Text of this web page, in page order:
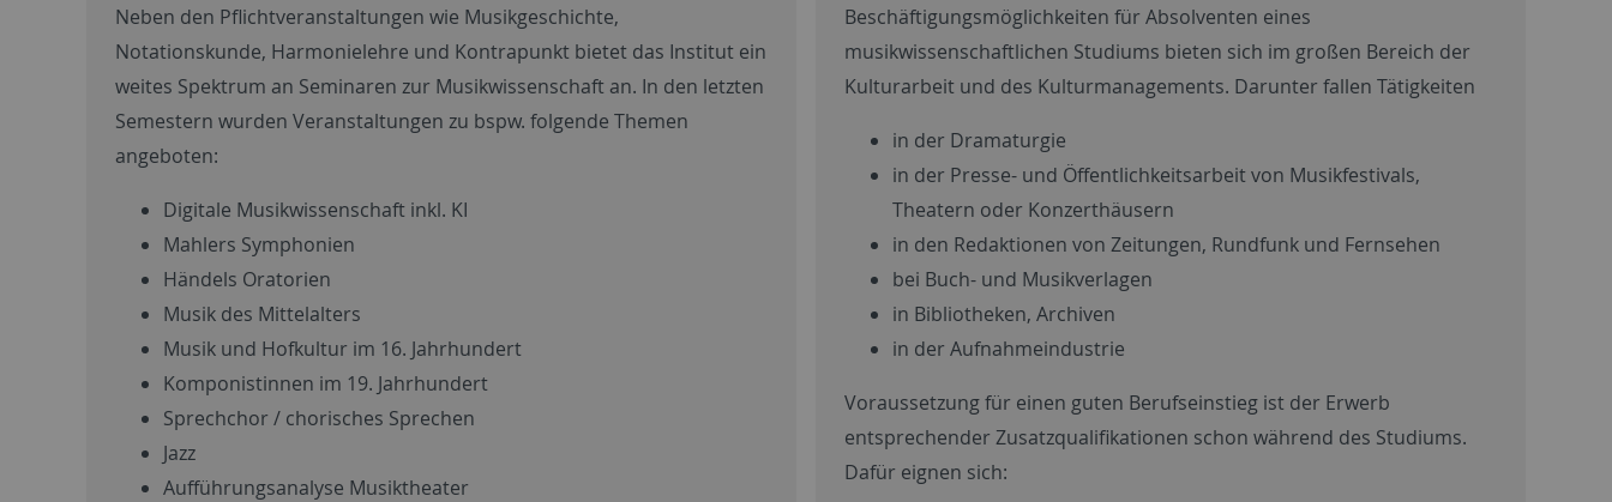
Neben den Pflichtveranstaltungen wie Musikgeschichte,
Notationskunde, Harmonielehre und Kontrapunkt bietet das Institut ein
weites Spektrum an Seminaren zur Musikwissenschaft an. In den letzten
Semestern wurden Veranstaltungen zu bspw. folgende Themen
angeboten:
Digitale Musikwissenschaft inkl. KI
Mahlers Symphonien
Händels Oratorien
Musik des Mittelalters
Musik und Hofkultur im 16. Jahrhundert
Komponistinnen im 19. Jahrhundert
Sprechchor / chorisches Sprechen
Jazz
Aufführungsanalyse Musiktheater
Beschäftigungsmöglichkeiten für Absolventen eines
musikwissenschaftlichen Studiums bieten sich im großen Bereich der
Kulturarbeit und des Kulturmanagements. Darunter fallen Tätigkeiten
in der Dramaturgie
in der Presse- und Öffentlichkeitsarbeit von Musikfestivals,
Theatern oder Konzerthäusern
in den Redaktionen von Zeitungen, Rundfunk und Fernsehen
bei Buch- und Musikverlagen
in Bibliotheken, Archiven
in der Aufnahmeindustrie
Voraussetzung für einen guten Berufseinstieg ist der Erwerb
entsprechender Zusatzqualifikationen schon während des Studiums.
Dafür eignen sich: